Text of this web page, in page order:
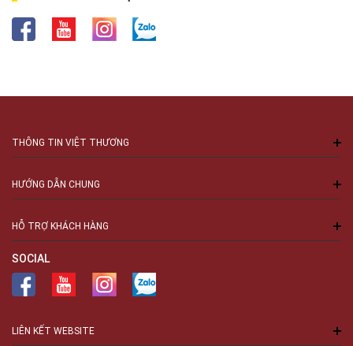
THÔNG TIN VIỆT THƯƠNG
HƯỚNG DẪN CHUNG
HỖ TRỢ KHÁCH HÀNG
SOCIAL
LIÊN KẾT WEBSITE